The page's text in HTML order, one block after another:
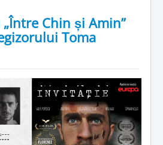
Chin și Amin”
Toma